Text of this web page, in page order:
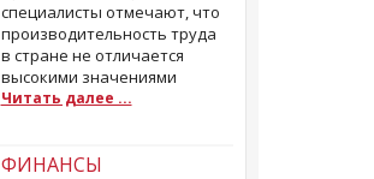
специалисты отмечают, что
производительность труда
в стране не отличается
высокими значениями
Читать далее ...
ФИНАНСЫ